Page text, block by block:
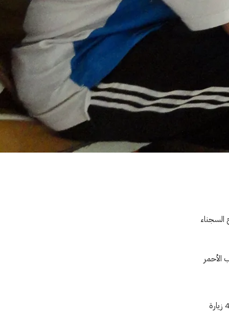
السجناء
مئات الآلاف من المحتجزين الجزائريين زارتهم اللجنة الدولية في إطار 490 زيارة